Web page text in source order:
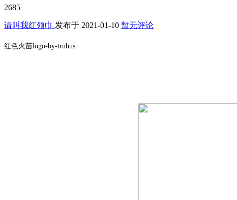
2685
请叫我红领巾 发布于 2021-01-10 暂无评论
红色火苗logo-by-trubus